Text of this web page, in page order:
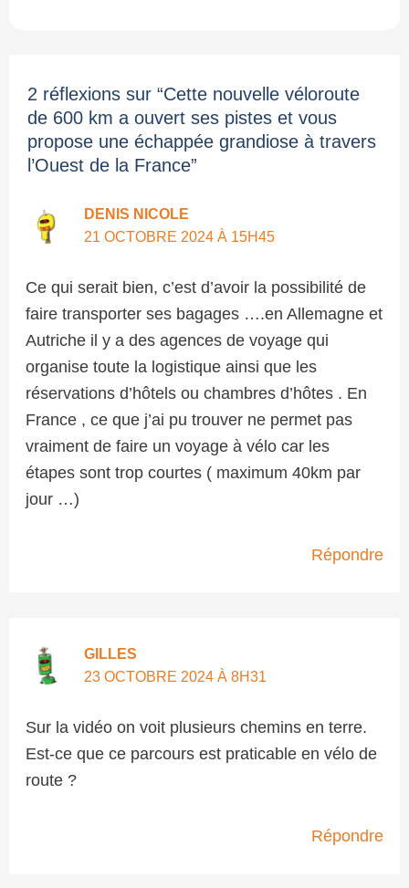
2 réflexions sur “Cette nouvelle véloroute
de 600 km a ouvert ses pistes et vous
propose une échappée grandiose à travers
l’Ouest de la France”
DENIS NICOLE
21 OCTOBRE 2024 À 15H45
Ce qui serait bien, c’est d’avoir la possibilité de
faire transporter ses bagages ….en Allemagne et
Autriche il y a des agences de voyage qui
organise toute la logistique ainsi que les
réservations d’hôtels ou chambres d’hôtes . En
France , ce que j’ai pu trouver ne permet pas
vraiment de faire un voyage à vélo car les
étapes sont trop courtes ( maximum 40km par
jour …)
Répondre
GILLES
23 OCTOBRE 2024 À 8H31
Sur la vidéo on voit plusieurs chemins en terre.
Est-ce que ce parcours est praticable en vélo de
route ?
Répondre